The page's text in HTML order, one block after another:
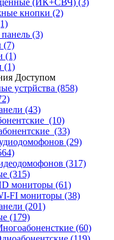
(ИК+СВЧ) (3)
кнопки (2)
(3)
(7)
(1)
(1)
Доступом
устрйства (858)
(43)
(10)
(33)
(29)
(317)
(315)
мониторы (61)
FI мониторы (38)
(201)
(179)
(60)